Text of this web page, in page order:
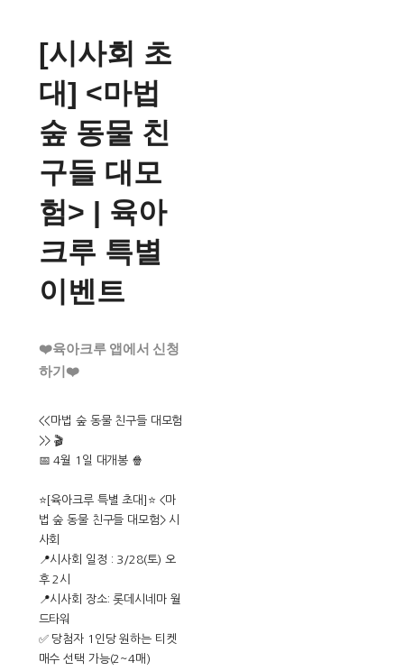
[시사회 초
대] <마법
숲 동물 친
구들 대모
험> | 육아
크루 특별
이벤트
❤️육아크루 앱에서 신청
하기❤️
<<마법 숲 동물 친구들 대모험
>> 🎬
📅 4월 1일 대개봉 🍿
⭐️[육아크루 특별 초대]⭐️ <마
법 숲 동물 친구들 대모험> 시
사회
📍시사회 일정 : 3/28(토) 오
후 2시
📍시사회 장소: 롯데시네마 월
드타워
✅ 당첨자 1인당 원하는 티켓
매수 선택 가능(2~4매)